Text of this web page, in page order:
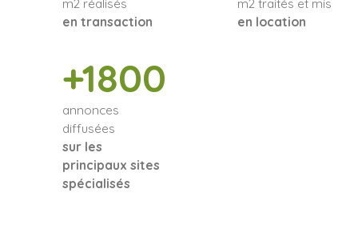
en transaction
en location
+1800
annonces
diffusées
sur les
principaux sites
spécialisés